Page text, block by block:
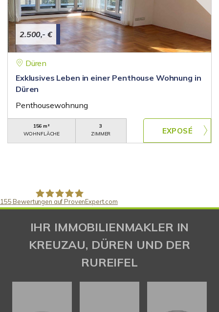
2.500,- €
Düren
Exklusives Leben in einer Penthouse Wohnung in
Düren
Penthousewohnung
156 m²
WOHNFLÄCHE
3
ZIMMER
Gaspar Immobilienberatung
155 Bewertungen auf ProvenExpert.com
IHR IMMOBILIENMAKLER IN
KREUZAU, DÜREN UND DER
RUREIFEL